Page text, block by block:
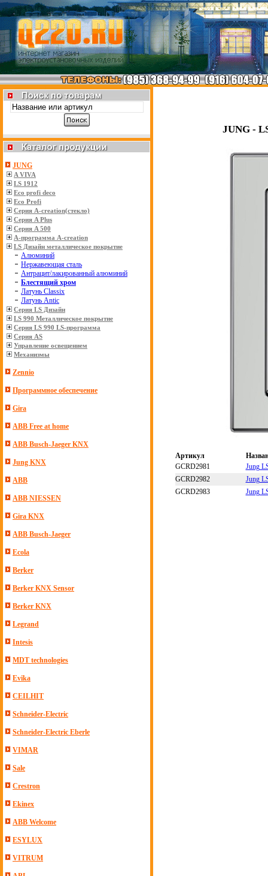
JUNG
A VIVA
LS 1912
Eco profi deco
Eco Profi
Серия A-creation(стекло)
Серия A Plus
Серия A 500
A-программа А-creation
LS Дизайн металлическое покрытие
Алюминий
Нержавеющая сталь
Антрацит/лакированный алюминий
Блестящий хром
Латунь Classix
Латунь Antic
Серия LS Дизайн
LS 990 Металлическое покрытие
Серия LS 990 LS-программа
Серия AS
Управление освещением
Механизмы
Zennio
Программное обеспечение
Gira
ABB Free at home
ABB Busch-Jaeger KNX
Jung KNX
ABB
ABB NIESSEN
Gira KNX
ABB Busch-Jaeger
Ecola
Berker
Berker KNX Sensor
Berker KNX
Legrand
Intesis
MDT technologies
Evika
CEILHIT
Schneider-Electric
Schneider-Electric Eberle
VIMAR
Sale
Crestron
Ekinex
ABB Welcome
ESYLUX
VITRUM
JUNG -
Артикул
GCRD2981
Jung
GCRD2982
Jung
GCRD2983
Jung